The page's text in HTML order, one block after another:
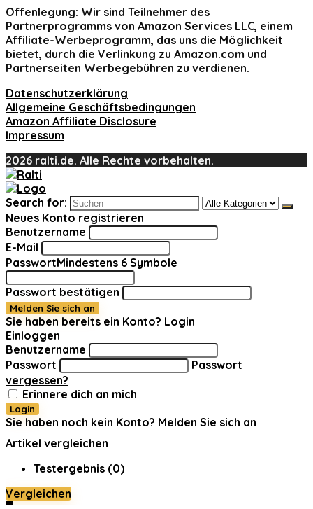
Offenlegung: Wir sind Teilnehmer des
Partnerprogramms von Amazon Services LLC, einem
Affiliate-Werbeprogramm, das uns die Möglichkeit
bietet, durch die Verlinkung zu Amazon.com und
Partnerseiten Werbegebühren zu verdienen.
Datenschutzerklärung
Allgemeine Geschäftsbedingungen
Amazon Affiliate Disclosure
Impressum
2026 ralti.de. Alle Rechte vorbehalten.
Search for:
Neues Konto registrieren
Benutzername
E-Mail
PasswortMindestens 6 Symbole
Passwort bestätigen
Melden Sie sich an
Sie haben bereits ein Konto? Login
Einloggen
Benutzername
Passwort
Passwort
vergessen?
Erinnere dich an mich
Login
Sie haben noch kein Konto? Melden Sie sich an
Artikel vergleichen
Testergebnis (0)
Vergleichen